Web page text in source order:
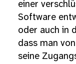
einer
Software
oder auch in
dass man
seine